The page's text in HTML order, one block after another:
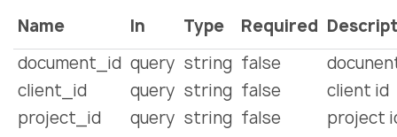
Name In Type Required
document_id query string false
client_id
query string false
client id
project_id
query string false
project